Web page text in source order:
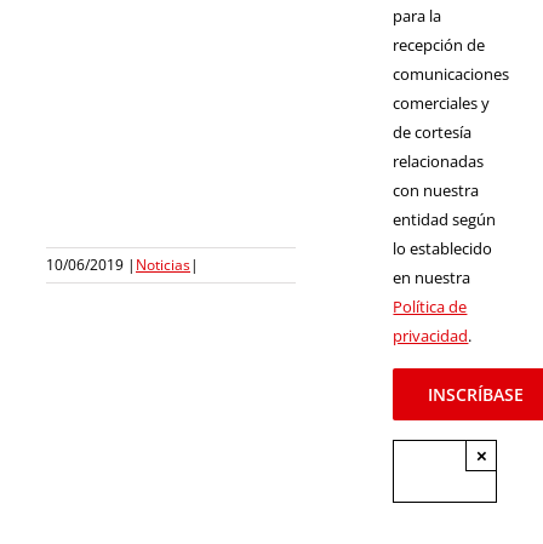
10/06/2019 | Noticias|
para la
recepción de
comunicaciones
comerciales y
de cortesía
relacionadas
con nuestra
entidad según
lo establecido
en nuestra
Política de
privacidad.
×